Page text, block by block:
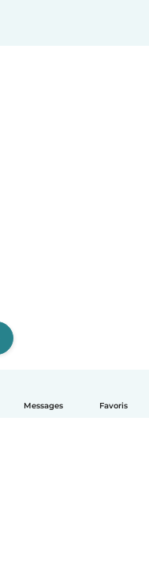
Messages Favoris